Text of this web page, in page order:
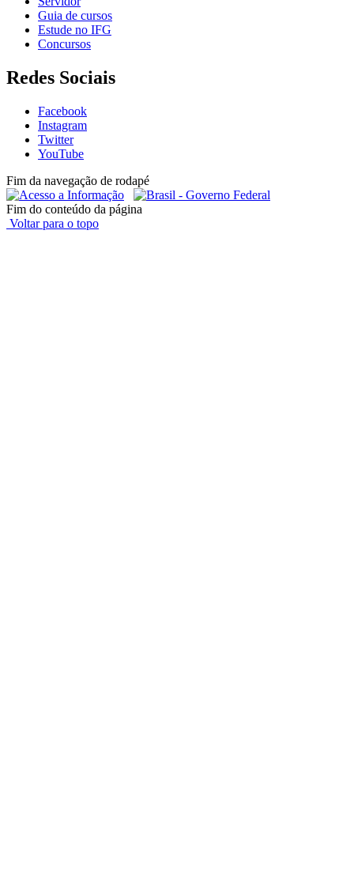
Guia de cursos
Estude no IFG
Concursos
Redes Sociais
Facebook
Instagram
Twitter
YouTube
Fim da navegação de rodapé
Fim do conteúdo da página
Voltar para o topo